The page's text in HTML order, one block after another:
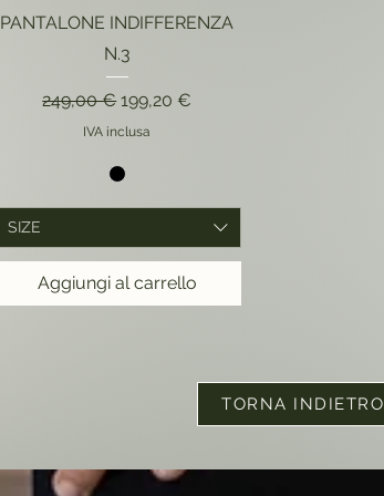
PANTALONE INDIFFERENZA
N.3
Prezzo regolare
249,00 €Prezzo scontato
199,20 €
IVA inclusa
SIZE
Aggiungi al carrello
TORNA INDIETRO